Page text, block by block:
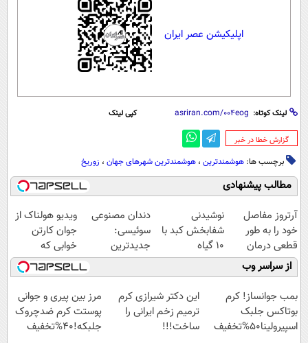
اپلیکیشن عصر ایران
لینک کوتاه: کپی لینک
‌گزارش خطا در خبر
برچسب ها: هوشمندترین ، هوشمندترین شهرهای جهان ، زوریخ
مطالب پیشنهادی
آرتروز مفاصل
خود را به طور
قطعی درمان
کنید!
◗پرسش‌نامه◖
نوشیدنی
شفابخش کبد با
10 گیاه
موثر(تخفیف تا
امشب)
دندان مصنوعی
سوئیسی:
جدیدترین
فناوری اروپا،
سبک و مقاوم |
پرداخت قسطی
ویدیو هولناک از
جوان کارتن
خوابی که
میلیاردر شد.
آموزش رایگان
از سراسر وب
بمب جوانساز! کرم
بوتاکس جلبک
اسپیرولینا50%تخفیف
این دکتر شیرازی کرم
ترمیم زخم ایرانی را
ساخت!!!
مرز بین پیری و جوانی
پوستت کرم ضدچروک
جلبکه!40%تخفیف